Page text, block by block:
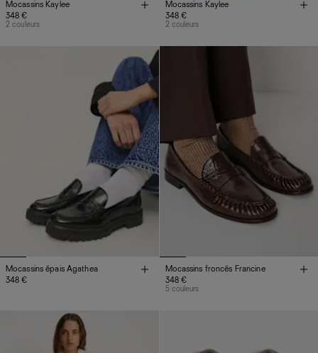
Mocassins Kaylee
348 €
2 couleurs
Mocassins Kaylee
348 €
2 couleurs
Mocassins épais Agathea
348 €
Mocassins froncés Francine
348 €
5 couleurs